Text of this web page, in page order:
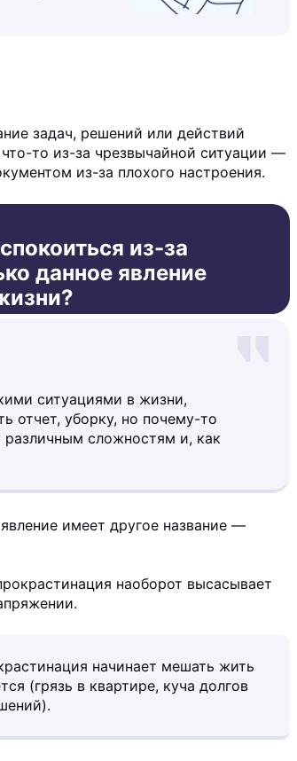
задач, решений или действий
то из-за чрезвычайной ситуации —
из-за плохого настроения.
из-за
данное явление
ситуациями в жизни,
отчет, уборку, но почему-то
различным сложностям и, как
имеет другое название —
наоборот высасывает
начинает мешать жить
(грязь в квартире, куча долгов